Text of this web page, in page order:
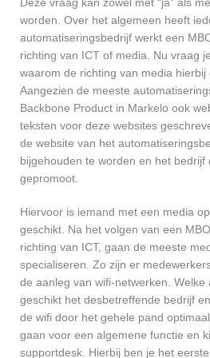
worden. Over het algemeen heeft
automatiseringsbedrijf werkt een
richting van ICT of media. Nu vraag
waarom de richting van media hierbij
Aangezien de meeste
Backbone Product in Markelo ook
teksten voor deze websites
de website van het
bijgehouden te worden en het bedrijf
gepromoot.
Hiervoor is iemand met een media
geschikt. Na het volgen van een
richting van ICT, gaan de meeste
specialiseren. Zo zijn er
de aanleg van wifi-netwerken.
geschikt het desbetreffende bedrijf
de wifi door het gehele pand
gaan voor een algemene functie en
supportdesk. Hierbij ben je het